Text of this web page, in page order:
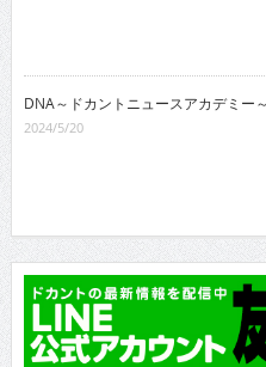
DNA～ドカントニュースアカデミー
2024/5/20